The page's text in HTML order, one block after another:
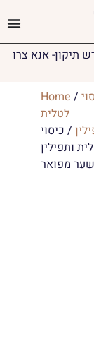
תיקון- אנא צרו
Home /
לטלית
/ כיסוי
ותפילין
שער מפואר